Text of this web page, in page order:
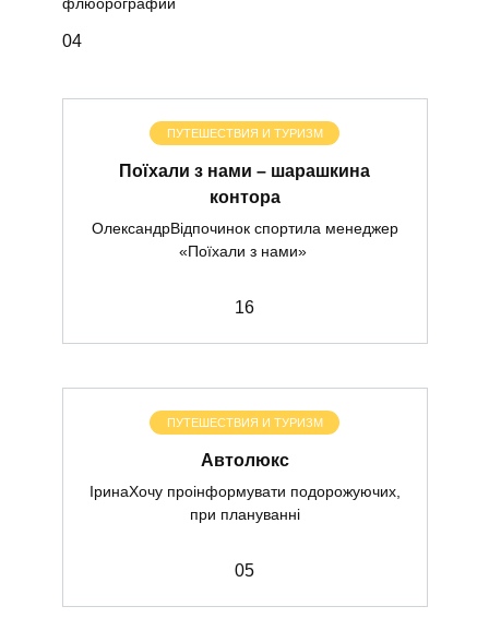
флюорографии
04
ПУТЕШЕСТВИЯ И ТУРИЗМ
Поїхали з нами – шарашкина
контора
ОлександрВідпочинок спортила менеджер
«Поїхали з нами»
16
ПУТЕШЕСТВИЯ И ТУРИЗМ
Автолюкс
ІринаХочу проінформувати подорожуючих,
при плануванні
05